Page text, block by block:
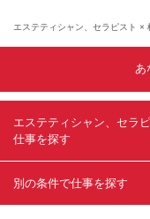
エステティシャン、セラピスト ×
あ
エステティシャン、セラ
仕事を探す
別の条件で仕事を探す